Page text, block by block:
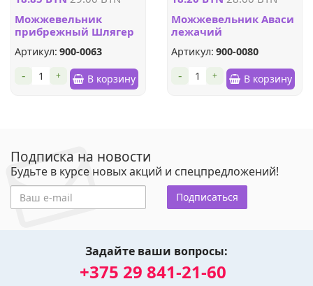
Можжевельник
прибрежный Шлягер
Артикул: 900-0063
+
- В корзину
Можжевельник Аваси
лежачий
Артикул: 900-0080
+
- В корзину
Подписка на новости
Будьте в курсе новых акций и спецпредложений!
Подписаться
Задайте ваши вопросы:
+375 29 841-21-60